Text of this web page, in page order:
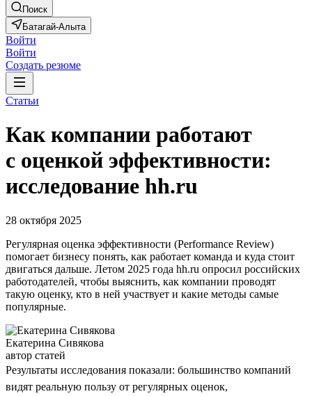
Поиск
Батагай-Алыта
Войти
Войти
Создать резюме
Статьи
Как компании работают
с оценкой эффективности:
исследование hh.ru
28 октября 2025
Регулярная оценка эффективности (Performance Review)
помогает бизнесу понять, как работает команда и куда стоит
двигаться дальше. Летом 2025 года hh.ru опросил российских
работодателей, чтобы выяснить, как компании проводят
такую оценку, кто в ней участвует и какие методы самые
популярные.
Екатерина Сивякова
автор статей
Результаты исследования показали: большинство компаний
видят реальную пользу от регулярных оценок,